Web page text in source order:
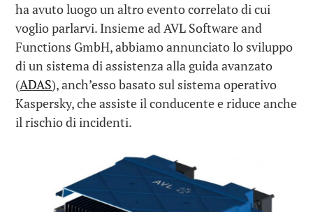
ha avuto luogo un altro evento correlato di cui
voglio parlarvi. Insieme ad AVL Software and
Functions GmbH, abbiamo annunciato lo sviluppo
di un sistema di assistenza alla guida avanzato
(ADAS), anch’esso basato sul sistema operativo
Kaspersky, che assiste il conducente e riduce anche
il rischio di incidenti.